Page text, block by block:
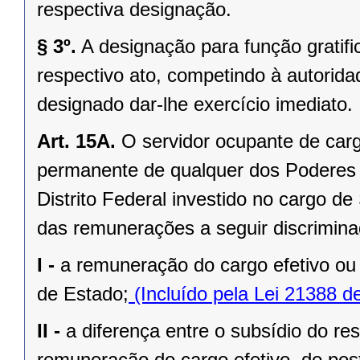
respectiva designação.
§ 3º. A designação para função
respectivo ato, competindo à
designado dar-lhe exercício imediato.
Art. 15A. O servidor ocupante de
permanente de qualquer dos
Distrito Federal investido no cargo
das remunerações a seguir
I - a remuneração do cargo efetivo
de Estado; (Incluído pela Lei 21388
II - a diferença entre o subsídio do